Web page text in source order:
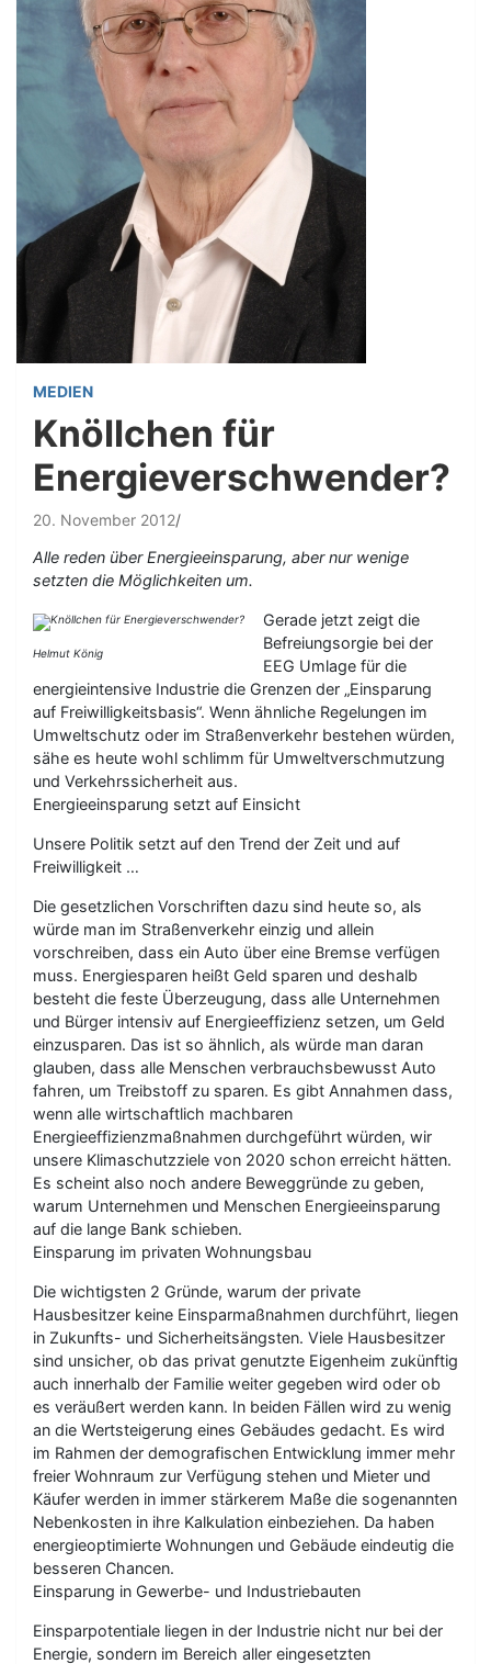
MEDIEN
Knöllchen für
Energieverschwender?
20. November 2012
Alle reden über Energieeinsparung, aber nur wenige
setzten die Möglichkeiten um.
Helmut König
Gerade jetzt zeigt die
Befreiungsorgie bei der
EEG Umlage für die
energieintensive Industrie die Grenzen der „Einsparung
auf Freiwilligkeitsbasis“. Wenn ähnliche Regelungen im
Umweltschutz oder im Straßenverkehr bestehen würden,
sähe es heute wohl schlimm für Umweltverschmutzung
und Verkehrssicherheit aus.
Energieeinsparung setzt auf Einsicht
Unsere Politik setzt auf den Trend der Zeit und auf
Freiwilligkeit …
Die gesetzlichen Vorschriften dazu sind heute so, als
würde man im Straßenverkehr einzig und allein
vorschreiben, dass ein Auto über eine Bremse verfügen
muss. Energiesparen heißt Geld sparen und deshalb
besteht die feste Überzeugung, dass alle Unternehmen
und Bürger intensiv auf Energieeffizienz setzen, um Geld
einzusparen. Das ist so ähnlich, als würde man daran
glauben, dass alle Menschen verbrauchsbewusst Auto
fahren, um Treibstoff zu sparen. Es gibt Annahmen dass,
wenn alle wirtschaftlich machbaren
Energieeffizienzmaßnahmen durchgeführt würden, wir
unsere Klimaschutzziele von 2020 schon erreicht hätten.
Es scheint also noch andere Beweggründe zu geben,
warum Unternehmen und Menschen Energieeinsparung
auf die lange Bank schieben.
Einsparung im privaten Wohnungsbau
Die wichtigsten 2 Gründe, warum der private
Hausbesitzer keine Einsparmaßnahmen durchführt, liegen
in Zukunfts- und Sicherheitsängsten. Viele Hausbesitzer
sind unsicher, ob das privat genutzte Eigenheim zukünftig
auch innerhalb der Familie weiter gegeben wird oder ob
es veräußert werden kann. In beiden Fällen wird zu wenig
an die Wertsteigerung eines Gebäudes gedacht. Es wird
im Rahmen der demografischen Entwicklung immer mehr
freier Wohnraum zur Verfügung stehen und Mieter und
Käufer werden in immer stärkerem Maße die sogenannten
Nebenkosten in ihre Kalkulation einbeziehen. Da haben
energieoptimierte Wohnungen und Gebäude eindeutig die
besseren Chancen.
Einsparung in Gewerbe- und Industriebauten
Einsparpotentiale liegen in der Industrie nicht nur bei der
Energie, sondern im Bereich aller eingesetzten